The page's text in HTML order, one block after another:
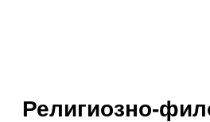
Религиозно-